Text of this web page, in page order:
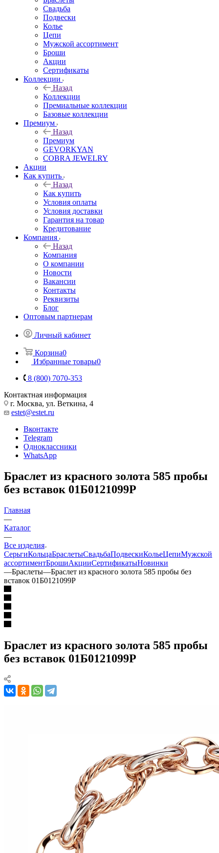
Свадьба
Подвески
Колье
Цепи
Мужской ассортимент
Броши
Акции
Сертификаты
Коллекции
Назад
Коллекции
Премиальные коллекции
Базовые коллекции
Премиум
Назад
Премиум
GEVORKYAN
COBRA JEWELRY
Акции
Как купить
Назад
Как купить
Условия оплаты
Условия доставки
Гарантия на товар
Кредитование
Компания
Назад
Компания
О компании
Новости
Вакансии
Контакты
Реквизиты
Блог
Оптовым партнерам
Личный кабинет
Корзина0
Избранные товары0
8 (800) 7070-353
Контактная информация
г. Москва, ул. Веткина, 4
estet@estet.ru
Вконтакте
Telegram
Одноклассники
WhatsApp
Браслет из красного золота 585 пробы
без вставок 01Б0121099Р
Главная
—
Каталог
—
Все изделия
СерьгиКольцаБраслетыСвадьбаПодвескиКольеЦепиМужской
ассортиментБрошиАкцииСертификатыНовинки
—Браслеты—Браслет из красного золота 585 пробы без
вставок 01Б0121099Р
Браслет из красного золота 585 пробы
без вставок 01Б0121099Р